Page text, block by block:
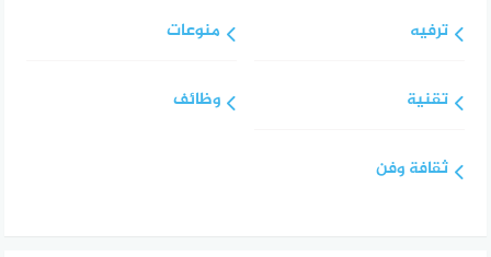
ترفيه
تقنية
ثقافة وفن
منوعات
وظائف